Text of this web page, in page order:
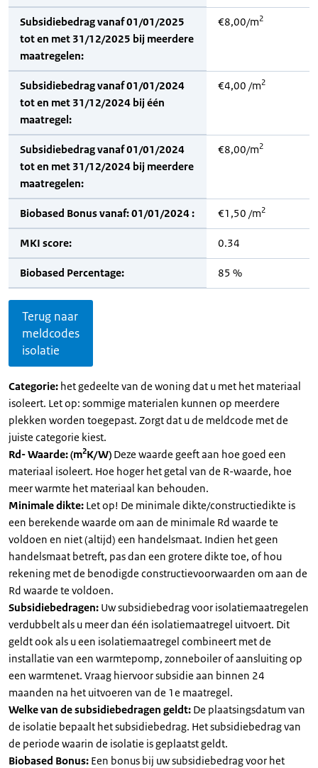
Subsidiebedrag vanaf 01/01/2025
tot en met 31/12/2025 bij meerdere
maatregelen:
€8,00/m2
Subsidiebedrag vanaf 01/01/2024
tot en met 31/12/2024 bij één
maatregel:
€4,00 /m2
Subsidiebedrag vanaf 01/01/2024
tot en met 31/12/2024 bij meerdere
maatregelen:
€8,00/m2
Biobased Bonus vanaf: 01/01/2024 : €1,50 /m2
MKI score: 0.34
Biobased Percentage: 85 %
Terug naar
meldcodes
isolatie
Categorie: het gedeelte van de woning dat u met het materiaal
isoleert. Let op: sommige materialen kunnen op meerdere
plekken worden toegepast. Zorgt dat u de meldcode met de
juiste categorie kiest.
Rd- Waarde: (m2K/W) Deze waarde geeft aan hoe goed een
materiaal isoleert. Hoe hoger het getal van de R-waarde, hoe
meer warmte het materiaal kan behouden.
Minimale dikte: Let op! De minimale dikte/constructiedikte is
een berekende waarde om aan de minimale Rd waarde te
voldoen en niet (altijd) een handelsmaat. Indien het geen
handelsmaat betreft, pas dan een grotere dikte toe, of hou
rekening met de benodigde constructievoorwaarden om aan de
Rd waarde te voldoen.
Subsidiebedragen: Uw subsidiebedrag voor isolatiemaatregelen
verdubbelt als u meer dan één isolatiemaatregel uitvoert. Dit
geldt ook als u een isolatiemaatregel combineert met de
installatie van een warmtepomp, zonneboiler of aansluiting op
een warmtenet. Vraag hiervoor subsidie aan binnen 24
maanden na het uitvoeren van de 1e maatregel.
Welke van de subsidiebedragen geldt: De plaatsingsdatum van
de isolatie bepaalt het subsidiebedrag. Het subsidiebedrag van
de periode waarin de isolatie is geplaatst geldt.
Biobased Bonus: Een bonus bij uw subsidiebedrag voor het